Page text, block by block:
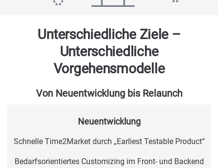
Unterschiedliche Ziele –
Unterschiedliche
Vorgehensmodelle
Von Neuentwicklung bis Relaunch
Neuentwicklung
Schnelle Time2Market durch „Earliest Testable Product“
Bedarfsorientiertes Customizing im Front- und Backend